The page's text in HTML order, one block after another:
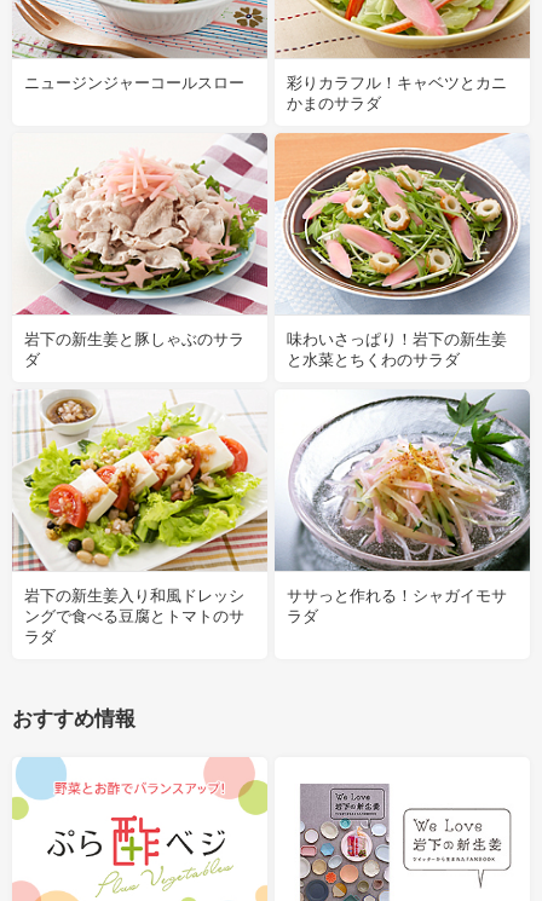
ニュージンジャーコールスロー
彩りカラフル！キャベツとカニ
かまのサラダ
岩下の新生姜と豚しゃぶのサラ
ダ
味わいさっぱり！岩下の新生姜
と水菜とちくわのサラダ
岩下の新生姜入り和風ドレッシ
ングで食べる豆腐とトマトのサ
ラダ
ササっと作れる！シャガイモサ
ラダ
おすすめ情報